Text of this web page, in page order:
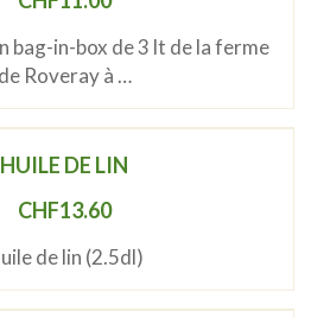
bag-in-box de 3 lt de la ferme
de Roveray à …
HUILE DE LIN
CHF13.60
de lin (2.5dl)